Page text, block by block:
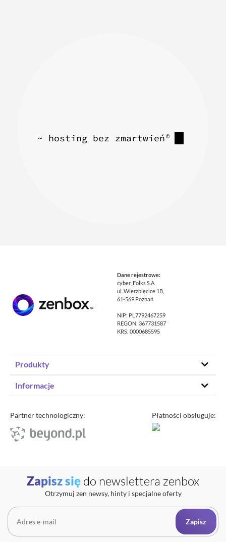
~ hosting bez zmartwień
©
Dane rejestrowe:
cyber_Folks S.A.
ul. Wierzbięcice 1B,
61-569 Poznań
NIP: PL7792467259
REGON: 367731587
KRS: 0000685595
Produkty
Transfer domeny
Poczta e-mail
Generator haseł
Sprawdź IP
Informacje
Program partnerski
Blog
Kariera
Ochrona Danych Osobowych
Uptime zenbox
Informacja o połączeniu spółek
Zapisz się do newslettera zenbox
Otrzymuj zen newsy, hinty i specjalne oferty
Zapisz
Partner technologiczny: Płatności obsługuje: